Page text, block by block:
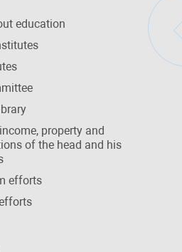
education
property and
of the head and his
efforts